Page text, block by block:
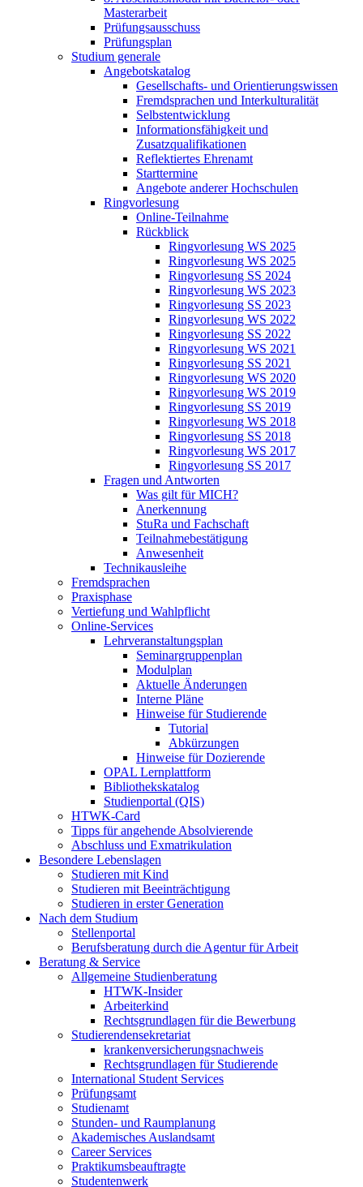
Masterarbeit
Prüfungsausschuss
Prüfungsplan
Studium generale
Angebotskatalog
Gesellschafts- und Orientierungswissen
Fremdsprachen und Interkulturalität
Selbstentwicklung
Informationsfähigkeit und
Zusatzqualifikationen
Reflektiertes Ehrenamt
Starttermine
Angebote anderer Hochschulen
Ringvorlesung
Online-Teilnahme
Rückblick
Ringvorlesung WS 2025
Ringvorlesung WS 2025
Ringvorlesung SS 2024
Ringvorlesung WS 2023
Ringvorlesung SS 2023
Ringvorlesung WS 2022
Ringvorlesung SS 2022
Ringvorlesung WS 2021
Ringvorlesung SS 2021
Ringvorlesung WS 2020
Ringvorlesung WS 2019
Ringvorlesung SS 2019
Ringvorlesung WS 2018
Ringvorlesung SS 2018
Ringvorlesung WS 2017
Ringvorlesung SS 2017
Fragen und Antworten
Was gilt für MICH?
Anerkennung
StuRa und Fachschaft
Teilnahmebestätigung
Anwesenheit
Technikausleihe
Fremdsprachen
Praxisphase
Vertiefung und Wahlpflicht
Online-Services
Lehrveranstaltungsplan
Seminargruppenplan
Modulplan
Aktuelle Änderungen
Interne Pläne
Hinweise für Studierende
Tutorial
Abkürzungen
Hinweise für Dozierende
OPAL Lernplattform
Bibliothekskatalog
Studienportal (QIS)
HTWK-Card
Tipps für angehende Absolvierende
Abschluss und Exmatrikulation
Besondere Lebenslagen
Studieren mit Kind
Studieren mit Beeinträchtigung
Studieren in erster Generation
Nach dem Studium
Stellenportal
Berufsberatung durch die Agentur für Arbeit
Beratung & Service
Allgemeine Studienberatung
HTWK-Insider
Arbeiterkind
Rechtsgrundlagen für die Bewerbung
Studierendensekretariat
krankenversicherungsnachweis
Rechtsgrundlagen für Studierende
International Student Services
Prüfungsamt
Studienamt
Stunden- und Raumplanung
Akademisches Auslandsamt
Career Services
Praktikumsbeauftragte
Studentenwerk